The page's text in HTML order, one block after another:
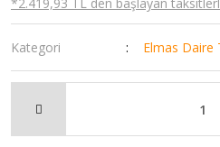
Kategori Elmas Daire